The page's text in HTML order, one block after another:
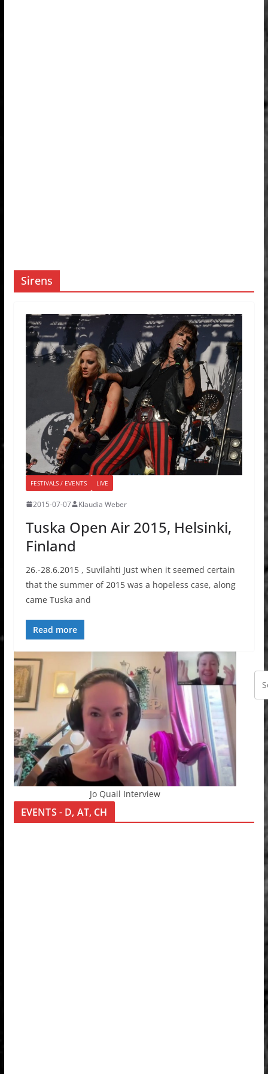
Sirens
FESTIVALS / EVENTS LIVE
2015-07-07 Klaudia Weber
Tuska Open Air 2015, Helsinki,
Finland
26.-28.6.2015 , Suvilahti Just when it seemed certain
that the summer of 2015 was a hopeless case, along
came Tuska and
Read more
Jo Quail Interview
EVENTS - D, AT, CH